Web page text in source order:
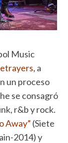
Music
, a
un proceso
se consagró
r&b y rock.
Away” (Siete
2014) y